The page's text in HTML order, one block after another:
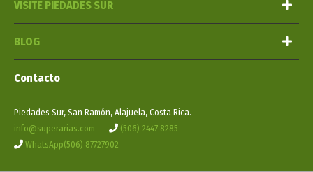
VISITE PIEDADES SUR
BLOG
Contacto
Piedades Sur, San Ramón, Alajuela, Costa Rica.
info@superarias.com
(506) 2447 8285
WhatsApp(506) 87727902